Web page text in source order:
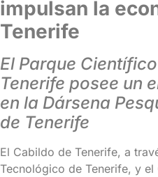
impulsan la
Tenerife
El Parque
Tenerife posee un
en la Dársena
de Tenerife
El Cabildo de Tenerife, a
Tecnológico de Tenerife, y el